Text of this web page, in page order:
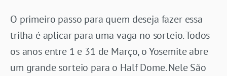
O primeiro passo para quem deseja fazer essa
trilha é aplicar para uma vaga no sorteio. Todos
os anos entre 1 e 31 de Março, o Yosemite abre
um grande sorteio para o Half Dome. Nele São